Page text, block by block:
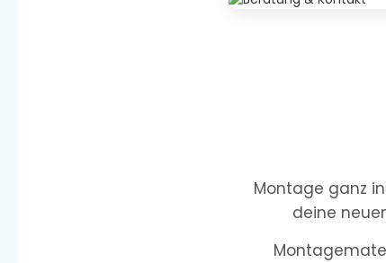
Montage ganz
deine